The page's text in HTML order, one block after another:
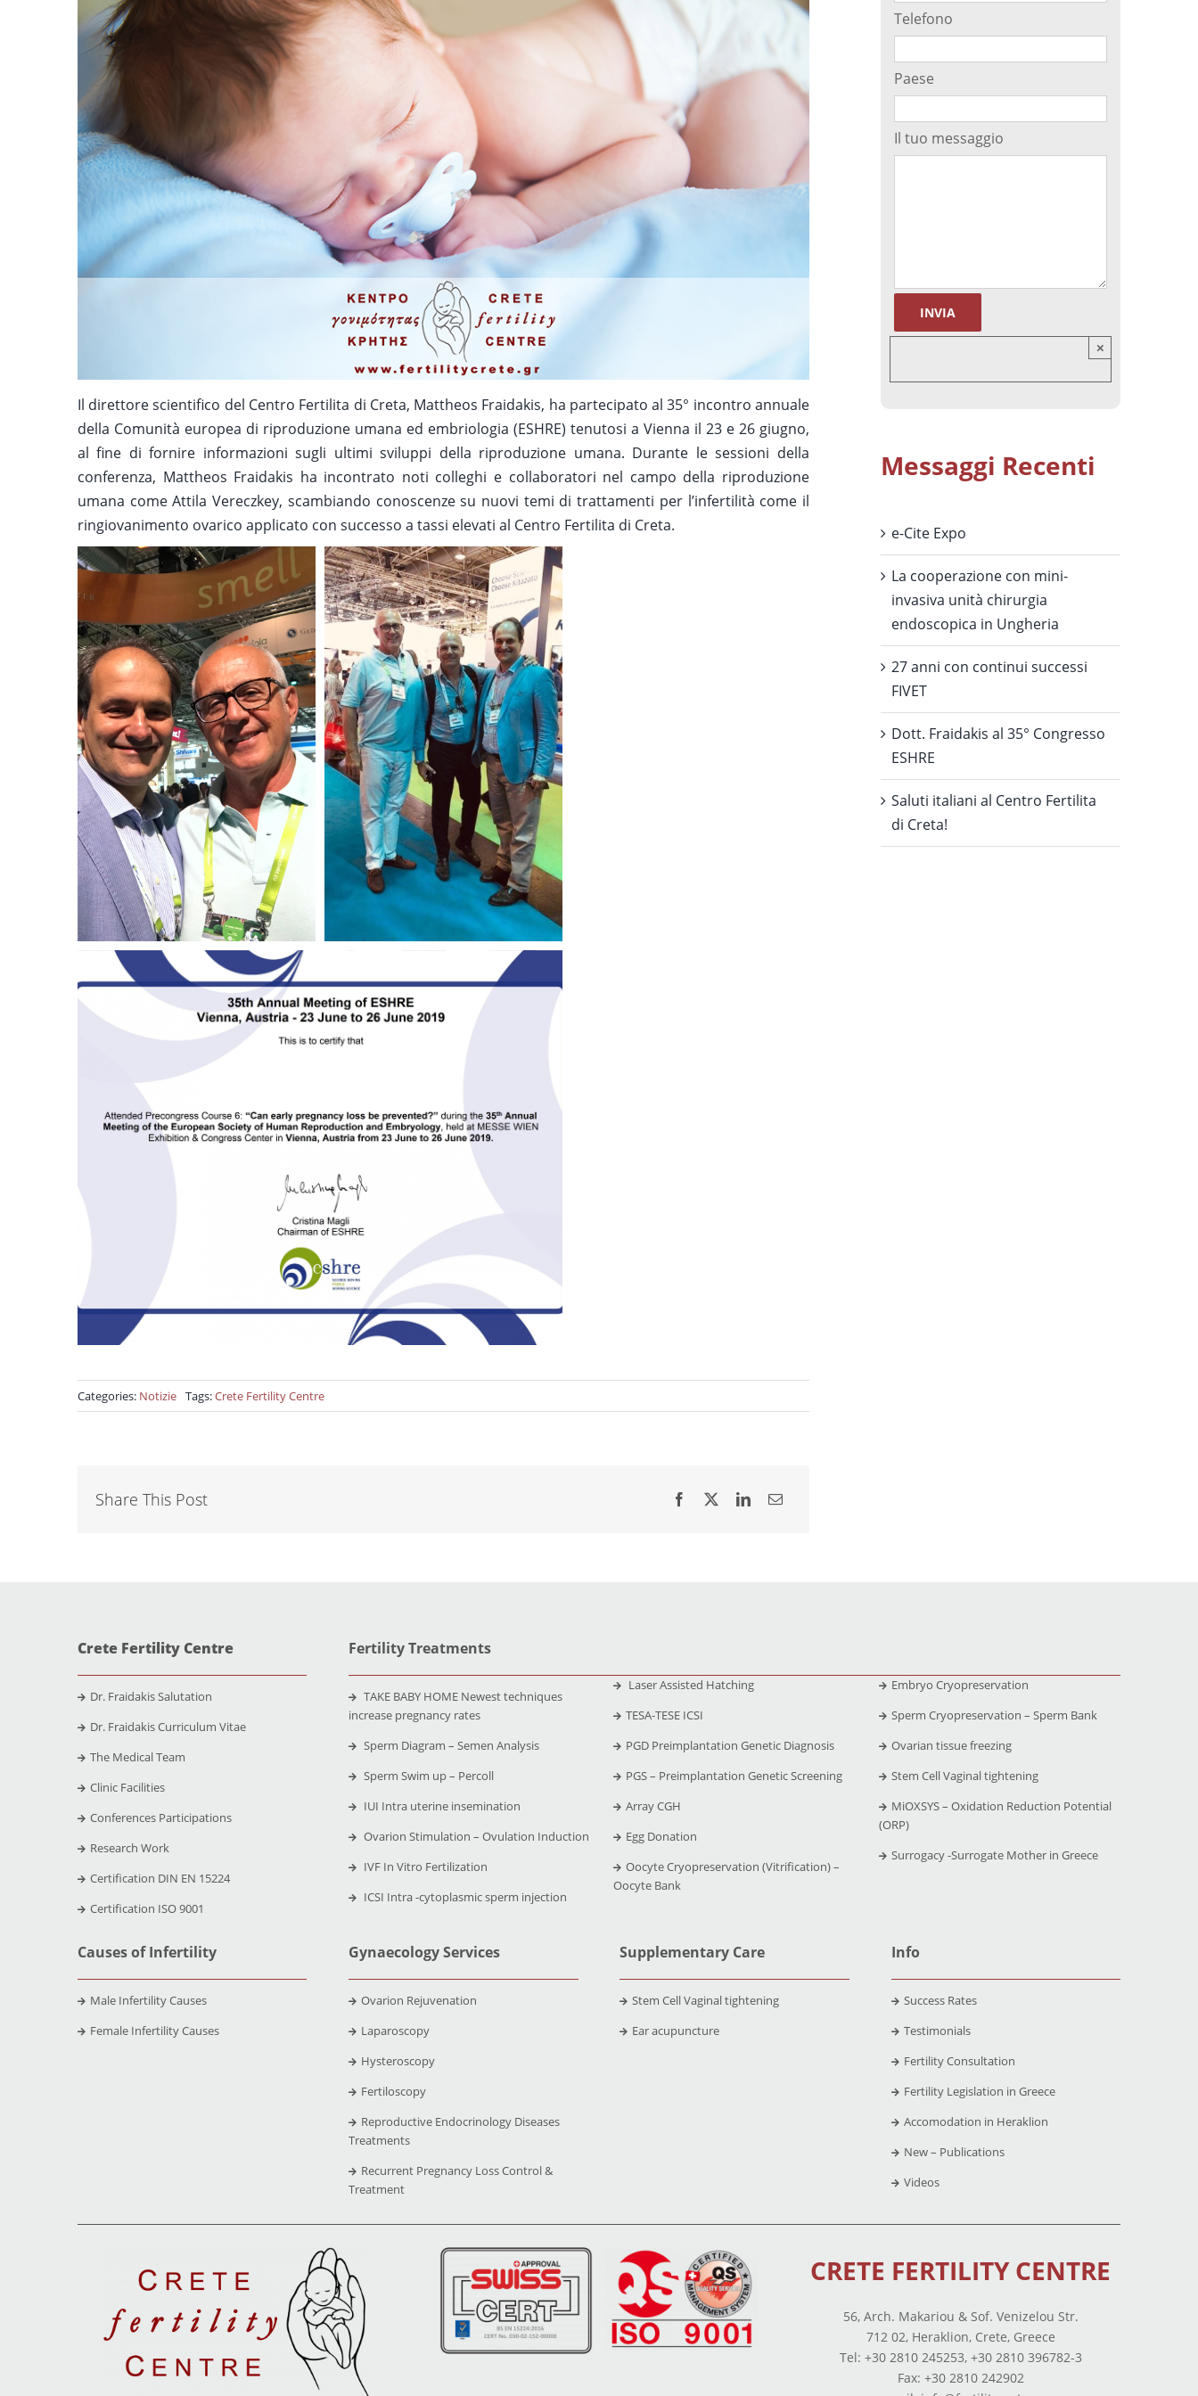
Spermodiagramma – Analisi dello
sperma
Sperma Swim up – Percoll
Misurazione dello stress ossidativo
(ORP)
Surrogazione Dì Maternita O Maternita Su Commissione Analisi molecolare di microbioma
Il direttore scientifico del Centro Fertilita di Creta, Mattheos Fraidakis, ha partecipato al 35° incontro annuale
della Comunità europea di riproduzione umana ed embriologia (ESHRE) tenutosi a Vienna il 23 e 26 giugno,
al fine di fornire informazioni sugli ultimi sviluppi della riproduzione umana. Durante le sessioni della
conferenza, Mattheos Fraidakis ha incontrato noti colleghi e collaboratori nel campo della riproduzione
umana come Attila Vereczkey, scambiando conoscenze su nuovi temi di trattamenti per l’infertilità come il
ringiovanimento ovarico applicato con successo a tassi elevati al Centro Fertilita di Creta.
Categories: Notizie Tags:Crete Fertility Centre
Share This Post
Telefono
Paese
Il tuo messaggio
×
Messaggi Recenti
e-Cite Expo
La cooperazione con mini-
invasiva unità chirurgia
endoscopica in Ungheria
27 anni con continui successi
FIVET
Dott. Fraidakis al 35° Congresso
ESHRE
Saluti italiani al Centro Fertilita
di Creta!
Crete Fertility Centre
Dr. Fraidakis Salutation
Dr. Fraidakis Curriculum Vitae
The Medical Team
Clinic Facilities
Conferences Participations
Research Work
Certification DIN EN 15224
Certification ISO 9001
Fertility Treatments
TAKE BABY HOME Newest techniques
increase pregnancy rates
Sperm Diagram – Semen Analysis
Sperm Swim up – Percoll
IUI Intra uterine insemination
Ovarion Stimulation – Ovulation Induction
IVF In Vitro Fertilization
ICSI Intra -cytoplasmic sperm injection
Laser Assisted Hatching
TESA-TESE ICSI
PGD Preimplantation Genetic Diagnosis
PGS – Preimplantation Genetic Screening
Array CGH
Egg Donation
Oocyte Cryopreservation (Vitrification) –
Oocyte Bank
Embryo Cryopreservation
Sperm Cryopreservation – Sperm Bank
Ovarian tissue freezing
Stem Cell Vaginal tightening
MiOXSYS – Oxidation Reduction Potential
(ORP)
Surrogacy -Surrogate Mother in Greece
Causes of Infertility
Male Infertility Causes
Female Infertility Causes
Gynaecology Services
Ovarion Rejuvenation
Laparoscopy
Hysteroscopy
Fertiloscopy
Reproductive Endocrinology Diseases
Treatments
Recurrent Pregnancy Loss Control &
Treatment
Supplementary Care
Stem Cell Vaginal tightening
Ear acupuncture
Info
Success Rates
Testimonials
Fertility Consultation
Fertility Legislation in Greece
Accomodation in Heraklion
New – Publications
Videos
CRETE FERTILITY CENTRE
56, Arch. Makariou & Sof. Venizelou Str.
712 02, Heraklion, Crete, Greece
Tel: +30 2810 245253, +30 2810 396782-3
Fax: +30 2810 242902